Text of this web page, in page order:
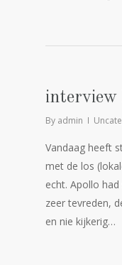
interview
By admin
Vandaag heeft
met de los
echt. Apollo
zeer tevreden,
en nie kijkerig…